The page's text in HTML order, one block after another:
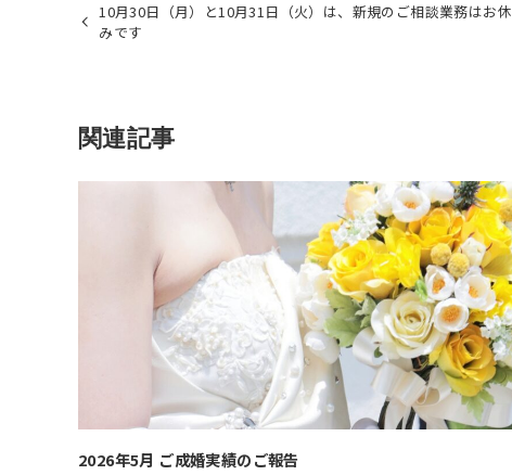
10月30日（月）と10月31日（火）は、新規のご相談業務はお休
みです
関連記事
2026年5月 ご成婚実績のご報告